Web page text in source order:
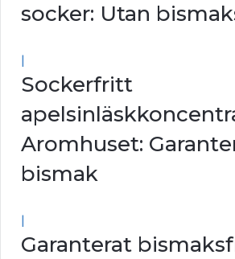
socker: Utan
|
Sockerfritt
Aromhuset:
bismak
|
Garanterat